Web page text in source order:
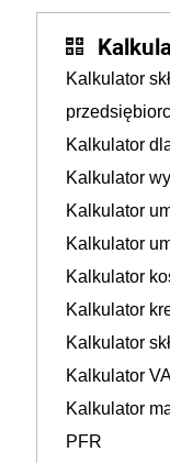
Kalkulator
Kalkulator
Kalkulator
Kalkulator
Kalkulator
Kalkulator
Kalkulator
Kalkulator
Kalkulator
Kalkulator
PFR